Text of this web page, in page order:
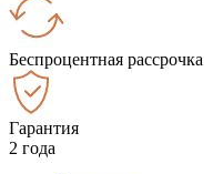
Беспроцентная рассрочка
Гарантия
2 года